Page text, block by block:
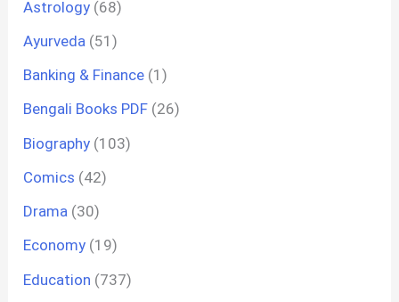
Astrology (68)
Ayurveda (51)
Banking & Finance (1)
Bengali Books PDF (26)
Biography (103)
Comics (42)
Drama (30)
Economy (19)
Education (737)